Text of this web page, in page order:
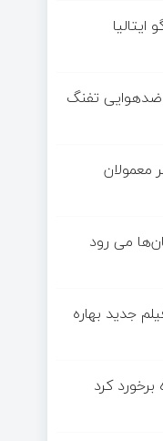
ضدهوایی تفنگ
می رود
جدید بهاره